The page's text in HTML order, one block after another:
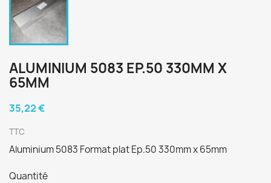
ALUMINIUM 5083 EP.50 330MM X
65MM
35,22 €
TTC
Aluminium 5083 Format plat Ep.50 330mm x 65mm
Quantité